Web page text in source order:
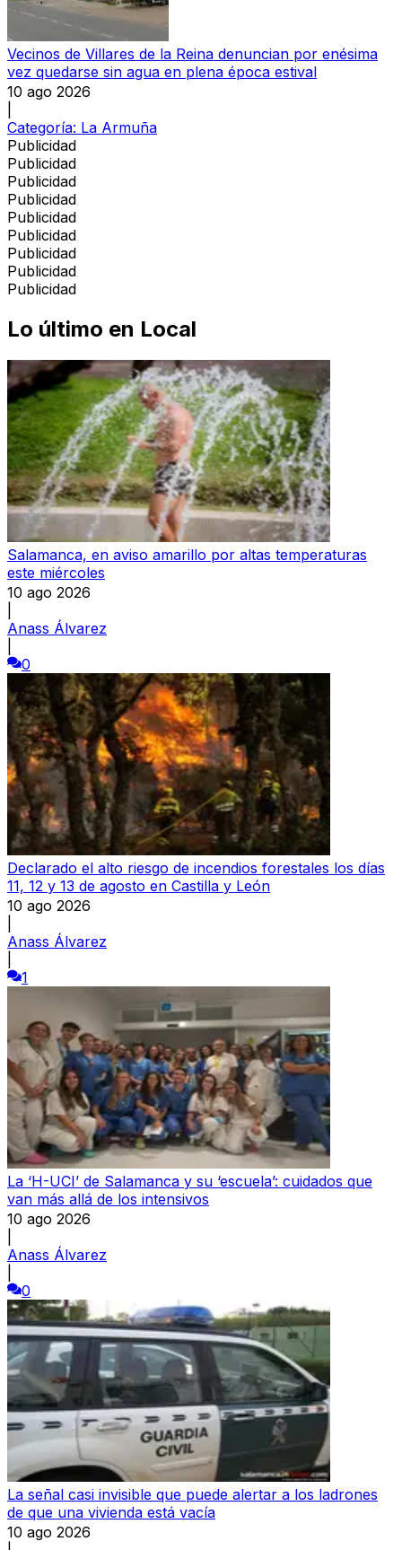
Vecinos de Villares de la Reina denuncian por enésima
vez quedarse sin agua en plena época estival
10 ago 2026
Categoría: La Armuña
Publicidad
Publicidad
Publicidad
Publicidad
Publicidad
Publicidad
Publicidad
Publicidad
Publicidad
Lo último en Local
Salamanca, en aviso amarillo por altas temperaturas
este miércoles
10 ago 2026
Anass Álvarez
0
Declarado el alto riesgo de incendios forestales los días
11, 12 y 13 de agosto en Castilla y León
10 ago 2026
Anass Álvarez
1
La ‘H-UCI’ de Salamanca y su ‘escuela’: cuidados que
van más allá de los intensivos
10 ago 2026
Anass Álvarez
0
La señal casi invisible que puede alertar a los ladrones
de que una vivienda está vacía
10 ago 2026